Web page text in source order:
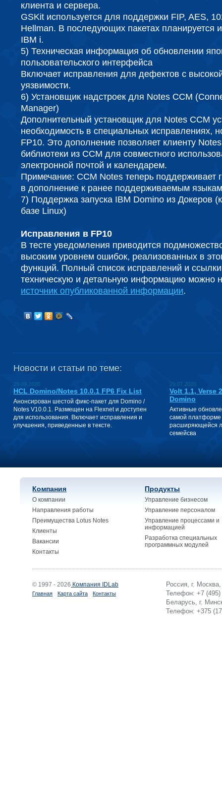
клиента и сервера.
GSKit используется для поддержки FIP, AES,
Hellman. В последующих пакетах планируется
IBM i.
5) Техническая информация об обновлении
пользовательского интерфейса
Включает исправления для дефектов с
уязвимости.
6) Установщик надстроек для Notes CCM
Manager)
Дополнительный установщик для Notes CCM
необходимость в специальных исправлениях,
FP10. Это дополнение позволяет клиенту
библиотеки из CCM для совместного
электронной почтой и календарем.
Примечание: CCM Notes теперь поддерживает
в дополнение к ранее поддерживаемым
7) Поддержка запуска IBM Domino из Докеров
базе Linux)
Исправления в FP10
В тесте уведомления приводится
высоким уровнем ошибок, реализованных в
функций. Полный список исправлений и
техническую и детальную информацию можно
источник опубликованной информации.
Новости и статьи по теме:
29.09.2020
HCL Domino/Notes 10.0.1 FP6 Fix List
Анонсирован шестой фикс-пакет для Domino /
Notes V10.0.1. Размещен на Flexnet и доступен
для использования. Включает исправления и
улучшения, приведенные в тексте.
29.07.2020
Volt 1.1, Verse
Domino
Активные
самой платформе
расширяющейся
семейсва
Компания
О компании
Направления работы
Преимущества Lotus Notes
Клиенты
Вакансии
Контакты
Продукты
Управление бизнесом
Управление персоналом
Управление процессами и
информацией
Разработка специальных
программных модулей
© 1997 - 2026 Компания IDLab
Главная Карта сайта Контакты
Россия, г.
Телефон: +7 (495)
Беларусь, г.
Телефон: +375